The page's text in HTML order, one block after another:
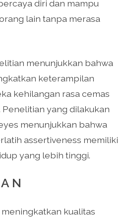
diri dan mampu
lain tanpa merasa
menunjukkan bahwa
keterampilan
kehilangan rasa cemas
Penelitian yang dilakukan
menunjukkan bahwa
assertiveness memiliki
yang lebih tinggi.
meningkatkan kualitas